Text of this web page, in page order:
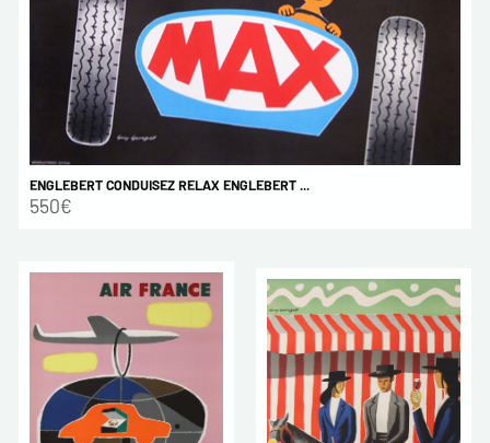
ENGLEBERT CONDUISEZ RELAX ENGLEBERT ...
550€